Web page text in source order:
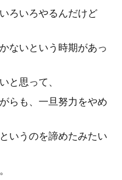
ろいろやるんだけど
ないという時期があっ
と思って、
らも、一旦努力をやめ
いうのを諦めたみたい